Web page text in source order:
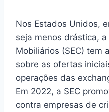
Nos Estados Unidos,
seja menos drástica,
Mobiliários (SEC) tem
sobre as ofertas
operações das
Em 2022, a SEC
contra empresas de